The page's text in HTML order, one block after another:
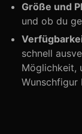
Größe und
und ob du
schnell
Möglichkeit,
Wunschfigur